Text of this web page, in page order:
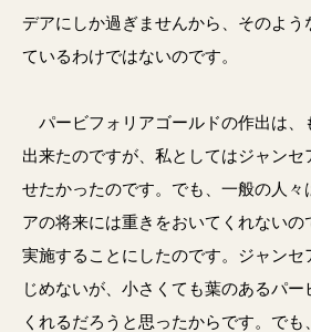
デアにしか過ぎませんから、そのよ
ているわけではないのです。
パービフォリアゴールドの作出は、
出来たのですが、私としてはジャンセ
せたかったのです。でも、一般の人々
アの将来には重きをおいてくれないの
実施することにしたのです。ジャンセ
じめないが、小さくても葉のあるパ
くれるだろうと思ったからです。で